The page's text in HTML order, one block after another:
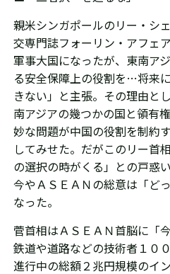
親米シンガポールのリー・シ
交専門誌フォーリン・アフェア
軍事大国になったが、 東南ア
る安全保障上の役割を…将来
きない」と主張。その理由と
南アジアの幾つかの国と領有
妙な問題が中国の役割を制約
してみせた。だがこのリー首
の選択の時がくる」との戸惑
今やＡＳＥＡＮの総意は「ど
なった。
菅首相はＡＳＥＡＮ首脳に「
鉄道や道路などの技術者１０
進行中の総額２兆円規模のイ